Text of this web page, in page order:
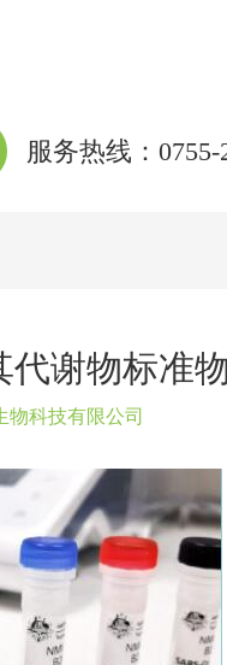
服务热线：0755-
代谢物标准
物科技有限公司